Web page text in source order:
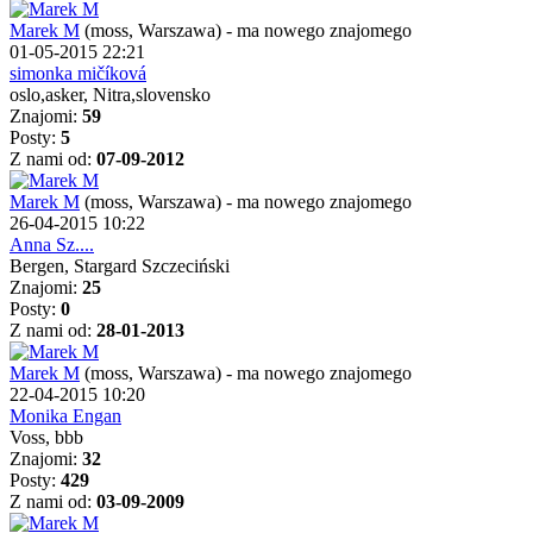
Marek M (moss, Warszawa) - ma nowego znajomego
01-05-2015 22:21
simonka mičíková
oslo,asker, Nitra,slovensko
Znajomi: 59
Posty: 5
Z nami od: 07-09-2012
Marek M (moss, Warszawa) - ma nowego znajomego
26-04-2015 10:22
Anna Sz....
Bergen, Stargard Szczeciński
Znajomi: 25
Posty: 0
Z nami od: 28-01-2013
Marek M (moss, Warszawa) - ma nowego znajomego
22-04-2015 10:20
Monika Engan
Voss, bbb
Znajomi: 32
Posty: 429
Z nami od: 03-09-2009